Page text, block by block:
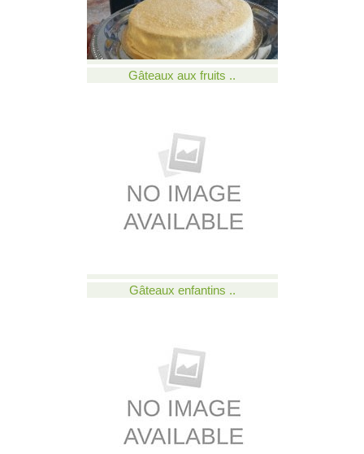
Gâteaux aux fruits ..
Gâteaux enfantins ..